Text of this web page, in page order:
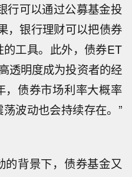
行可以通过公募基金投
，银行理财可以把债券
工具。此外，债券ET
透明度成为投资者的经
，债券市场利率大概率
波动也会持续存在。”
的背景下，债券基金又